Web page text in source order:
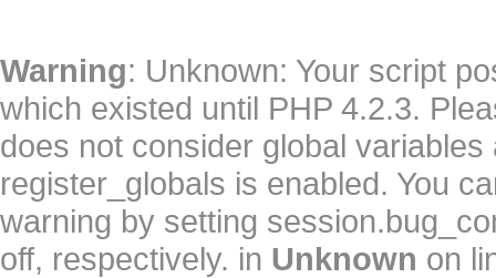
Warning: Unknown: Your script
which existed until PHP 4.2.3.
does not consider global
register_globals is enabled. You
warning by setting
off, respectively. in Unknown on